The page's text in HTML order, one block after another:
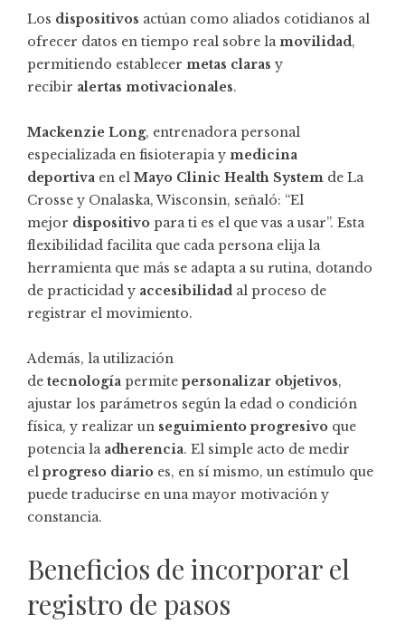
Los dispositivos actúan como aliados cotidianos al
ofrecer datos en tiempo real sobre lamovilidad,
permitiendo establecer metas claras y
recibir alertas motivacionales.
Mackenzie Long, entrenadora personal
especializada en fisioterapia y medicina
deportiva en el Mayo Clinic Health System de La
Crosse y Onalaska, Wisconsin, señaló: “El
mejor dispositivo para ti es el que vas a usar”. Esta
flexibilidad facilita que cada persona elija la
herramienta que más se adapta a su rutina, dotando
de practicidad y accesibilidad al proceso de
registrar el movimiento.
Además, la utilización
de tecnología permite personalizar objetivos,
ajustar los parámetros según la edad o condición
física, y realizar un seguimiento progresivo que
potencia la adherencia. El simple acto de medir
el progreso diario es, en sí mismo, un estímulo que
puede traducirse en una mayor motivación y
constancia.
Beneficios de incorporar el
registro de pasos